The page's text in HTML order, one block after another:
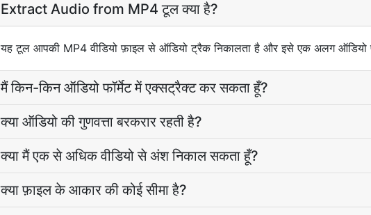
Extract Audio from MP4 टूल क्या है?
यह टूल आपकी MP4 वीडियो फ़ाइल से ऑडियो ट्रैक निकालता है और इसे एक अलग
मैं किन-किन ऑडियो फॉर्मेट में एक्सट्रैक्ट कर सकता हूँ?
क्या ऑडियो की गुणवत्ता बरकरार रहती है?
क्या मैं एक से अधिक वीडियो से अंश निकाल सकता हूँ?
क्या फ़ाइल के आकार की कोई सीमा है?